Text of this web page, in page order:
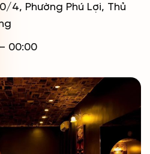
4, Phường Phú Lợi, Thủ
00:00